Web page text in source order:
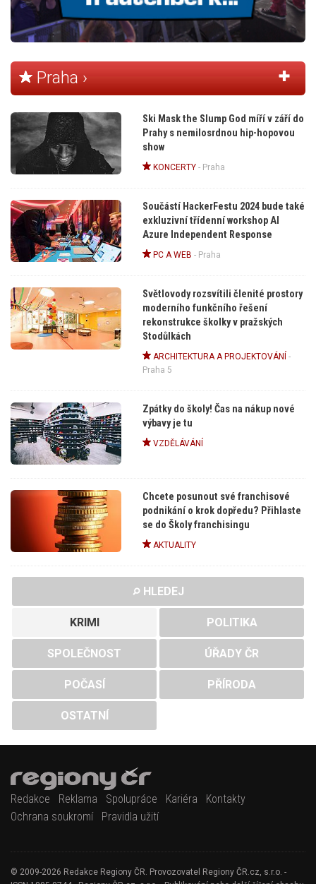
Praha ›
Ski Mask the Slump God míří v září do
Prahy s nemilosrdnou hip-hopovou
show
KONCERTY- Praha
Součástí HackerFestu 2024 bude také
exkluzivní třídenní workshop AI
Azure Independent Response
PC A WEB - Praha
Světlovody rozsvítili členité prostory
moderního funkčního řešení
rekonstrukce školky v pražských
Stodůlkách
ARCHITEKTURA A PROJEKTOVÁNÍ -
Praha 5
Zpátky do školy! Čas na nákup nové
výbavy je tu
VZDĚLÁVÁNÍ
Chcete posunout své franchisové
podnikání o krok dopředu? Přihlaste
se do Školy franchisingu
AKTUALITY
HLEDEJ
KRIMI POLITIKA
SPOLEČNOST ÚŘADY ČR
POČASÍ PŘÍRODA
OSTATNÍ
Redakce Reklama Spolupráce Kariéra
Kontakty
Ochrana soukromí
Pravidla užití
© 2009-2026 Redakce Regiony ČR. Provozovatel Regiony ČR.cz, s.r.o. -